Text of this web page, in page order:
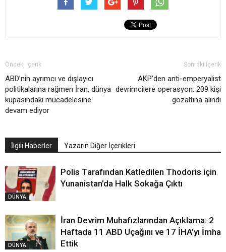
Önceki İçerik
ABD’nin ayrımcı ve dışlayıcı
politikalarına rağmen İran, dünya
kupasındaki mücadelesine
devam ediyor
Sonraki İçerik
AKP’den anti-emperyalist
devrimcilere operasyon: 209 kişi
gözaltına alındı
İlgili Haberler Yazarın Diğer İçerikleri
DÜNYA
Polis Tarafından Katledilen Thodoris için
Yunanistan’da Halk Sokağa Çıktı
DÜNYA
İran Devrim Muhafızlarından Açıklama: 2
Haftada 11 ABD Uçağını ve 17 İHA’yı İmha
Ettik